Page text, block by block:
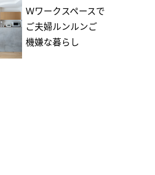
Ｗワークスペースで
ご夫婦ルンルンご
機嫌な暮らし